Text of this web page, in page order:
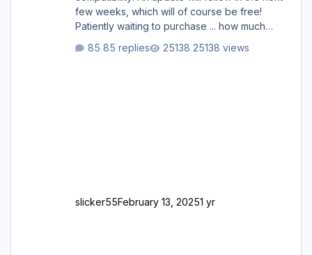
few weeks, which will of course be free!
Patiently waiting to purchase ... how much
85 replies 25138 views
slicker55February 13, 20251 yr